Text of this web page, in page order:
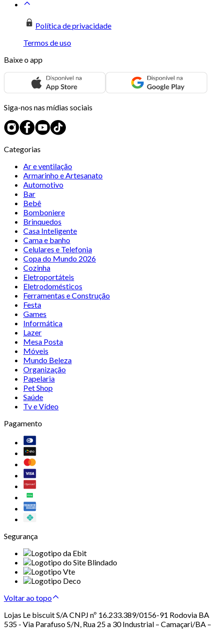
Política de privacidade
Termos de uso
Baixe o app
Siga-nos nas mídias sociais
Categorias
Ar e ventilação
Armarinho e Artesanato
Automotivo
Bar
Bebê
Bomboniere
Brinquedos
Casa Inteligente
Cama e banho
Celulares e Telefonia
Copa do Mundo 2026
Cozinha
Eletroportáteis
Eletrodomésticos
Ferramentas e Construção
Festa
Games
Informática
Lazer
Mesa Posta
Móveis
Mundo Beleza
Organização
Papelaria
Pet Shop
Saúde
Tv e Vídeo
Pagamento
Segurança
Voltar ao topo
Lojas Le biscuit S/A CNPJ nº 16.233.389/0156-91 Rodovia BA
535 - Via Parafuso S/N, Rua 25 a 30 Industrial – Camaçari/BA –